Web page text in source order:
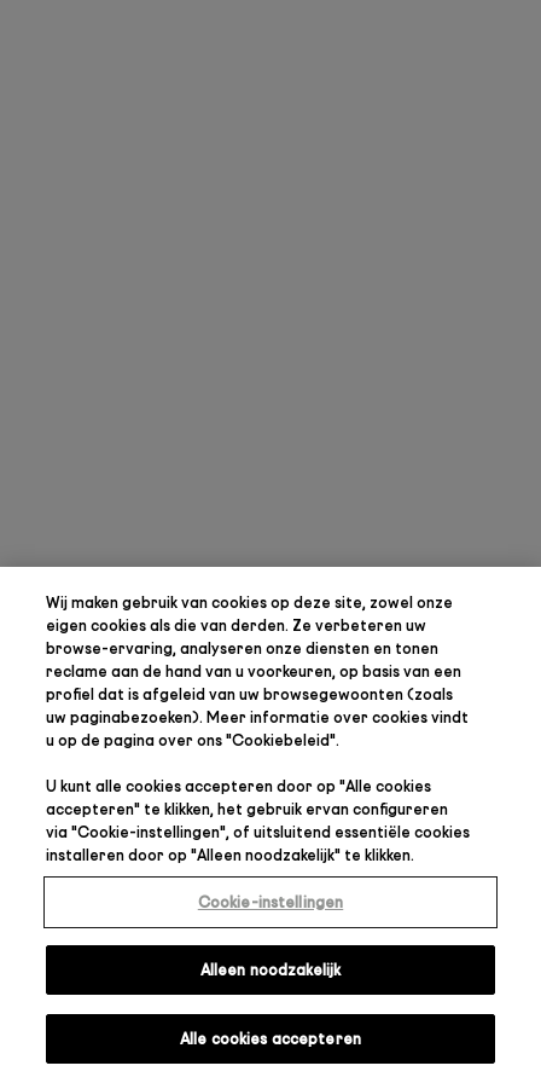
Wij maken gebruik van cookies op deze site, zowel onze
eigen cookies als die van derden. Ze verbeteren uw
browse-ervaring, analyseren onze diensten en tonen
reclame aan de hand van u voorkeuren, op basis van een
profiel dat is afgeleid van uw browsegewoonten (zoals
uw paginabezoeken). Meer informatie over cookies vindt
u op de pagina over ons "Cookiebeleid".
U kunt alle cookies accepteren door op "Alle cookies
accepteren" te klikken, het gebruik ervan configureren
via "Cookie-instellingen", of uitsluitend essentiële cookies
installeren door op "Alleen noodzakelijk" te klikken.
Cookie-instellingen
Alleen noodzakelijk
Alle cookies accepteren